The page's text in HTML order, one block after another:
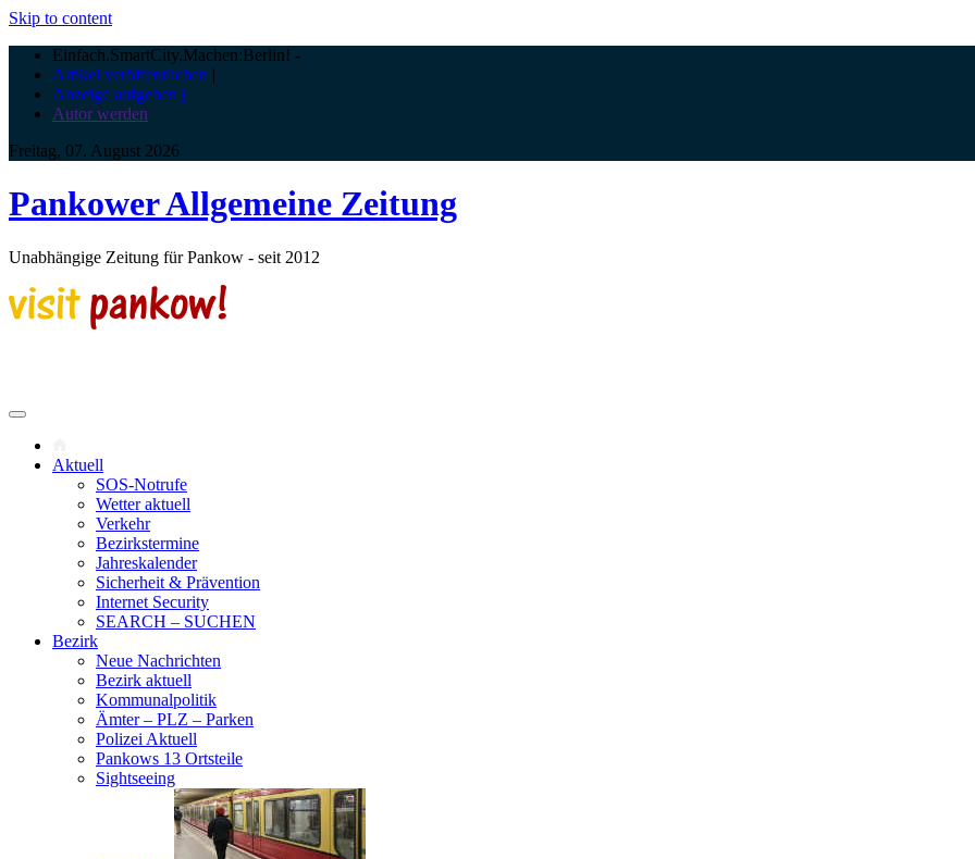
Skip to content
Einfach.SmartCity.Machen:Berlin! -
Artikel veröffentlichen |
Anzeige aufgeben |
Autor werden
Freitag, 07. August 2026
Pankower Allgemeine Zeitung
Unabhängige Zeitung für Pankow - seit 2012
Aktuell
SOS-Notrufe
Wetter aktuell
Verkehr
Bezirkstermine
Jahreskalender
Sicherheit & Prävention
Internet Security
SEARCH – SUCHEN
Bezirk
Neue Nachrichten
Bezirk aktuell
Kommunalpolitik
Ämter – PLZ – Parken
Polizei Aktuell
Pankows 13 Ortsteile
Sightseeing